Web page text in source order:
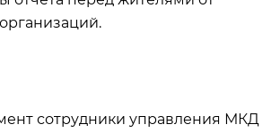
сотрудники управления МКД